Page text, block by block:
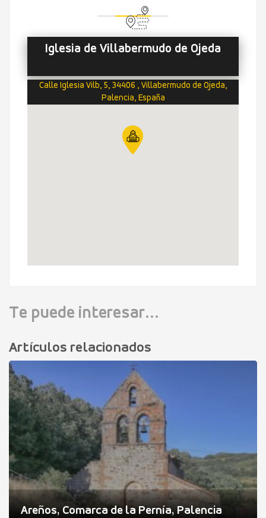
Iglesia de Villabermudo de Ojeda
Calle Iglesia Vilb, 5, 34406 , Villabermudo de Ojeda,
Palencia, España
Te puede interesar...
Artículos relacionados
Areños, Comarca de la Pernía, Palencia